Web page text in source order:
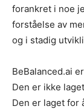
forankret i noe
forståelse av
og i stadig
BeBalanced.ai
Den er ikke
Den er laget for